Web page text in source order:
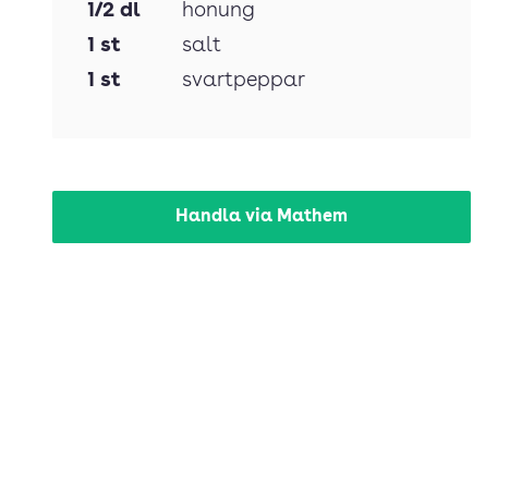
1/2 dl
honung
1 st
salt
1 st svartpeppar
Handla via Mathem